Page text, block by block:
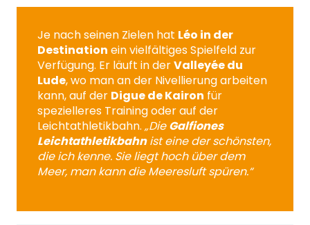
Je nach seinen Zielen hat Léo in der
Destination ein vielfältiges Spielfeld zur
Verfügung. Er läuft in derValleyée du
Lude, wo man an der Nivellierung arbeiten
kann, auf der Digue de Kairon für
spezielleres Training oder auf der
Leichtathletikbahn. „DieGalfiones
Leichtathletikbahnist eine der schönsten,
die ich kenne. Sie liegt hoch über dem
Meer, man kann die Meeresluft spüren.“